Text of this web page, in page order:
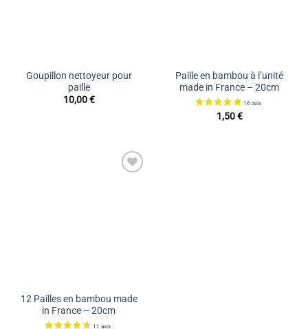
Goupillon nettoyeur pour
paille
10,00€
Paille en bambou à l’unité
made in France – 20cm
1,50€
12 Pailles en bambou made
in France – 20cm